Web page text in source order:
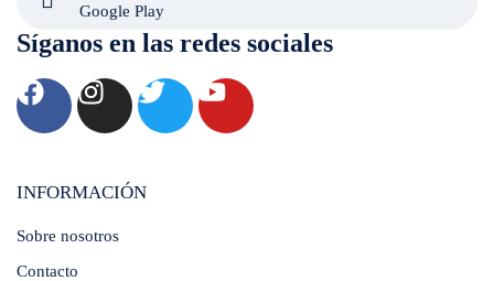
INFORMACIÓN
Sobre nosotros
Contacto
Google Play
Síganos en las redes sociales